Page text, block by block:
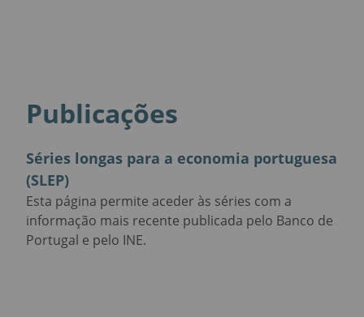
Publicações
Séries longas para a economia portuguesa
(SLEP)
Esta página permite aceder às séries com a
informação mais recente publicada pelo Banco de
Portugal e pelo INE.